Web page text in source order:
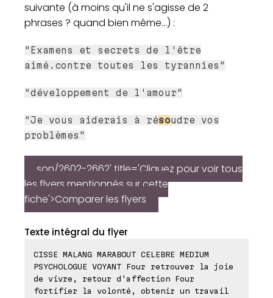
suivante (à moins qu'il ne s'agisse de 2
phrases ? quand bien même...) :
"Examens et secrets de l'être
aimé.contre toutes les tyrannies"
"développement de l'amour"
"Je vous aiderais à résoudre vos
problèmes"
son/2602-2662' title='Cliquez pour voir tous
les flyers mentionnés sur cette
fiche'>Comparer les flyers
Texte intégral du flyer
CISSE MALANG MARABOUT CELEBRE MEDIUM
PSYCHOLOGUE VOYANT Four retrouver la joie
de vivre, retour d'affection Four
fortifier la volonté, obtenir un travail